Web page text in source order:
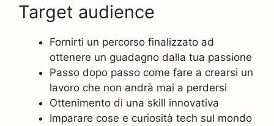
Target audience
Fornirti un percorso finalizzato ad
ottenere un guadagno dalla tua passione
Passo dopo passo come fare a crearsi un
lavoro che non andrà mai a perdersi
Ottenimento di una skill innovativa
Imparare cose e curiosità tech sul mondo